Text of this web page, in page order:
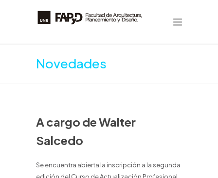
Novedades
A cargo de Walter
Salcedo
Se encuentra abierta la inscripción a la segunda